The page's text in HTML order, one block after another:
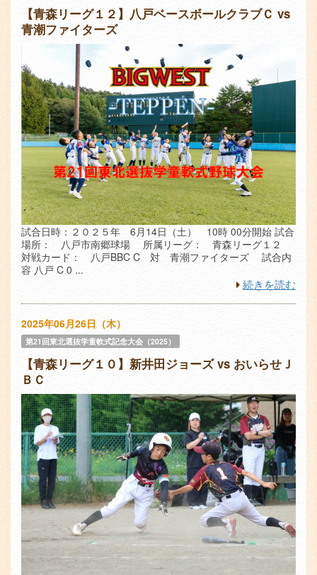
【青森リーグ１２】八戸ベースボールクラブＣ vs
青潮ファイターズ
試合日時：２０２５年 6月14日（土） 10時 00分開始 試合
場所： 八戸市南郷球場 所属リーグ： 青森リーグ１２
対戦カード： 八戸BBC C 対 青潮ファイターズ 試合内
容 八戸 C 0 ...
続きを読む
2025年06月26日（木）
第21回東北選抜学童軟式記念大会（2025）
【青森リーグ１０】新井田ジョーズ vs おいらせＪ
ＢＣ